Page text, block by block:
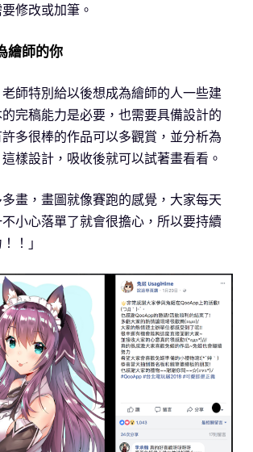
修改或加筆。
繪師的你
師特別給以後想成為繪師的人一些建
完稿能力是必要，也需要具備設計的
多很棒的作品可以多觀賞，並分析為
樣設計，吸收後就可以試著畫看看。
畫，畫圖就像賽跑的感覺，大家每天
小心落單了就會很擔心，所以要持續
！」